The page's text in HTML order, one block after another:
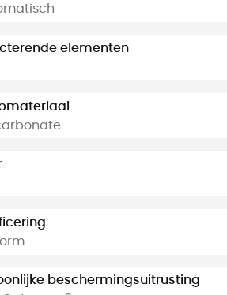
elementen
beschermingsuitrusting